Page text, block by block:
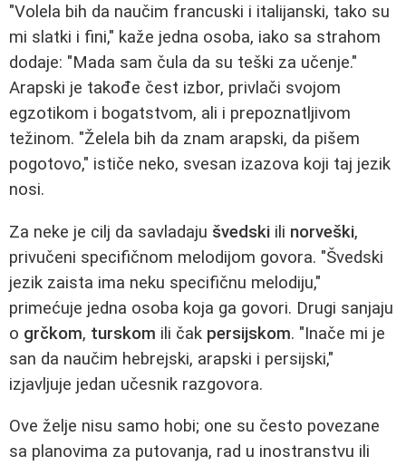
"Volela bih da naučim francuski i italijanski, tako su
mi slatki i fini," kaže jedna osoba, iako sa strahom
dodaje: "Mada sam čula da su teški za učenje."
Arapski je takođe čest izbor, privlači svojom
egzotikom i bogatstvom, ali i prepoznatljivom
težinom. "Želela bih da znam arapski, da pišem
pogotovo," ističe neko, svesan izazova koji taj jezik
nosi.
Za neke je cilj da savladaju švedski ili norveški,
privučeni specifičnom melodijom govora. "Švedski
jezik zaista ima neku specifičnu melodiju,"
primećuje jedna osoba koja ga govori. Drugi sanjaju
o grčkom, turskom ili čak persijskom. "Inače mi je
san da naučim hebrejski, arapski i persijski,"
izjavljuje jedan učesnik razgovora.
Ove želje nisu samo hobi; one su često povezane
sa planovima za putovanja, rad u inostranstvu ili